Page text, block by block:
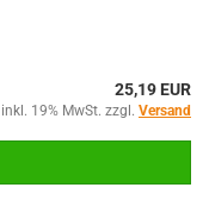
25,19 EUR
inkl. 19% MwSt. zzgl. Versand